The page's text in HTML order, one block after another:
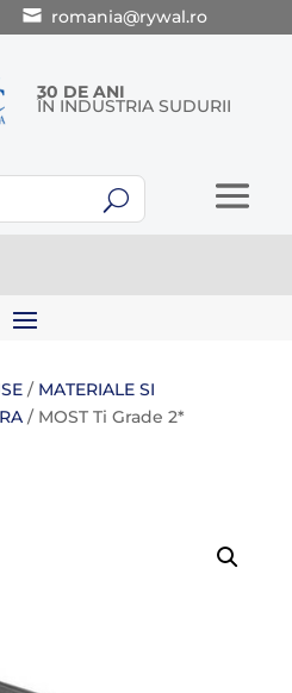
romania@rywal.ro
30 DE ANI
ÎN INDUSTRIA SUDURII
U
/ MATERIALE SI
/ MOST Ti Grade 2*